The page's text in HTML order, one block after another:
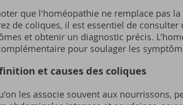
que l'homéopathie ne remplace pas
de coliques, il est essentiel de
et obtenir un diagnostic précis.
pour soulager les
et causes des coliques
les associe souvent aux nourrissons,